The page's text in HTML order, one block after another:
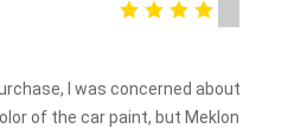
I was concerned about
of the car paint, but Meklon